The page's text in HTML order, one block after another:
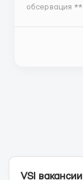
обсервация ** Работник продукции Hilton Foods.
-
VSI вакансии